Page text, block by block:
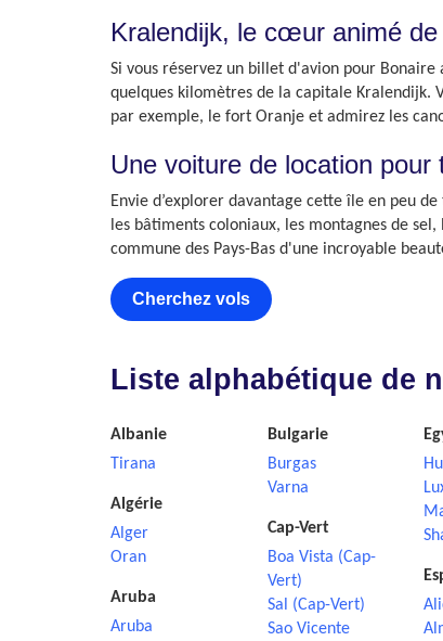
Kralendijk, le cœur animé de
Si vous réservez un billet d'avion pour
quelques kilomètres de la capitale Kralendijk.
par exemple, le fort Oranje et admirez les
Une voiture de location pour
Envie d’explorer davantage cette île en peu
les bâtiments coloniaux, les montagnes de
commune des Pays-Bas d'une incroyable
Cherchez vols
Liste alphabétique de
Albanie
Tirana
Algérie
Alger
Oran
Aruba
Aruba
Bulgarie
Burgas
Varna
Cap-Vert
Boa Vista (Cap-
Vert)
Sal (Cap-Vert)
Sao Vicente